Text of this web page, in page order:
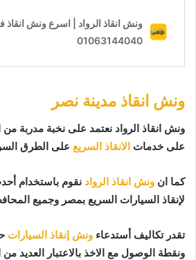
ونش انقاذ مدينة نصر
ونش انقاذ الرواد نعتمد على نخبة مدربة من
على خدمات الانقاذ السريع على الطرق
كما ان ونش انقاذ الرواد نقوم باستخدام
لإنقاذ السيارات السريع بمصر وجميع
تقدر تكاليف أستدعاء ونش إنقاذ السيارات
ونقطة الوصول مع الاخذ بالاعتبار العديد